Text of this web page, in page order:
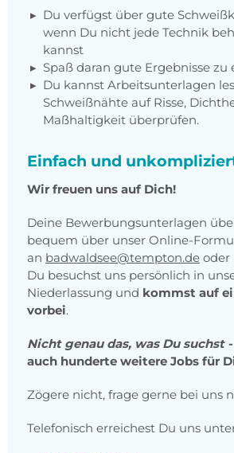
Du verfügst über gute
wenn Du nicht jede Technik
kannst
Spaß daran gute Ergebnisse zu
Du kannst Arbeitsunterlagen
Schweißnähte auf Risse,
Maßhaltigkeit überprüfen.
Einfach und
Wir freuen uns auf Dich!
Deine Bewerbungsunterlagen
bequem über unser Online-
an badwaldsee@tempton.de oder
Du besuchst uns persönlich in
Niederlassung und kommst auf
vorbei.
Nicht genau das, was Du suchst -
auch hunderte weitere Jobs für
Zögere nicht, frage gerne bei uns
Telefonisch erreichest Du uns